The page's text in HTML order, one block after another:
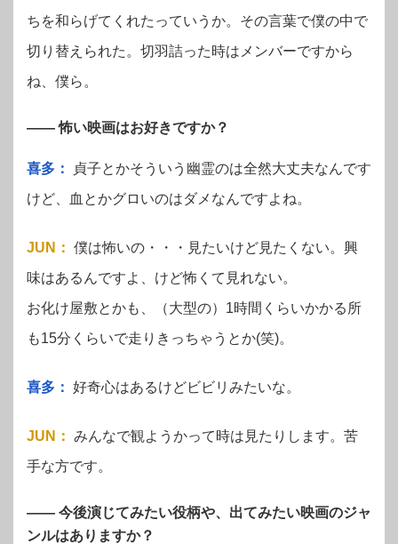
ちを和らげてくれたっていうか。その言葉で僕の中で
切り替えられた。切羽詰った時はメンバーですから
ね、僕ら。
—— 怖い映画はお好きですか？
喜多：
貞子とかそういう幽霊のは全然大丈夫なんです
けど、血とかグロいのはダメなんですよね。
JUN ： 僕は怖いの・・・見たいけど見たくない。興
味はあるんですよ、けど怖くて見れない。
お化け屋敷とかも、（大型の）1時間くらいかかる所
も15分くらいで走りきっちゃうとか(笑)。
喜多： 好奇心はあるけどビビリみたいな。
JUN ： みんなで観ようかって時は見たりします。苦
手な方です。
—— 今後演じてみたい役柄や、出てみたい映画のジャ
ンルはありますか？